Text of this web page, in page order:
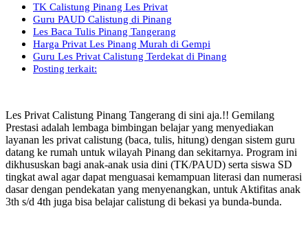
TK Calistung Pinang Les Privat
Guru PAUD Calistung di Pinang
Les Baca Tulis Pinang Tangerang
Harga Privat Les Pinang Murah di Gempi
Guru Les Privat Calistung Terdekat di Pinang
Posting terkait:
Les Privat Calistung Pinang Tangerang di sini aja.!! Gemilang
Prestasi adalah lembaga bimbingan belajar yang menyediakan
layanan les privat calistung (baca, tulis, hitung) dengan sistem guru
datang ke rumah untuk wilayah Pinang dan sekitarnya. Program ini
dikhususkan bagi anak-anak usia dini (TK/PAUD) serta siswa SD
tingkat awal agar dapat menguasai kemampuan literasi dan numerasi
dasar dengan pendekatan yang menyenangkan, untuk Aktifitas anak
3th s/d 4th juga bisa belajar calistung di bekasi ya bunda-bunda.